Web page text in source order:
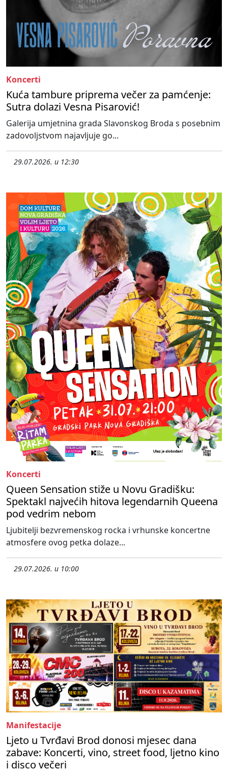
Koncerti
Kuća tambure priprema večer za pamćenje:
Sutra dolazi Vesna Pisarović!
Galerija umjetnina grada Slavonskog Broda s posebnim
zadovoljstvom najavljuje go...
29.07.2026. u 12:30
Koncerti
Queen Sensation stiže u Novu Gradišku:
Spektakl najvećih hitova legendarnih Queena
pod vedrim nebom
Ljubitelji bezvremenskog rocka i vrhunske koncertne
atmosfere ovog petka dolaze...
29.07.2026. u 10:00
Manifestacije
Ljeto u Tvrđavi Brod donosi mjesec dana
zabave: Koncerti, vino, street food, ljetno kino
i disco večeri